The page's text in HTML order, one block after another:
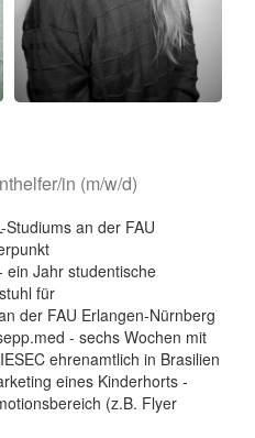
in (m/w/d)
an der FAU
ein Jahr studentische
für
der FAU Erlangen-Nürnberg
- sechs Wochen mit
ehrenamtlich in Brasilien
eines Kinderhorts -
(z.B. Flyer